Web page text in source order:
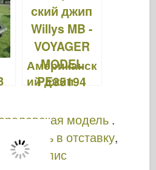
Jeep -
E.T.MODEL
E35-126
Американск
ий джип
MODEL
PE35194
модель .
уходить в отставку,
,Уиллис